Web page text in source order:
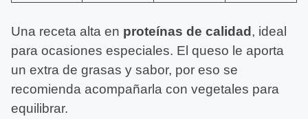
Una receta alta en proteínas de calidad , ideal
para ocasiones especiales. El queso le aporta
un extra de grasas y sabor, por eso se
recomienda acompañarla con vegetales para
equilibrar.